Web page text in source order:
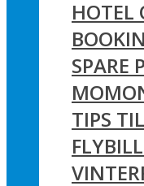
HOTEL
SPARE
TIPS